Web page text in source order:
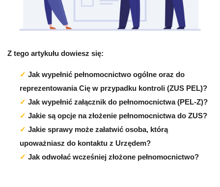
Z tego artykułu dowiesz się:
Jak wypełnić pełnomocnictwo ogólne oraz do
reprezentowania Cię w przypadku kontroli (ZUS PEL)?
Jak wypełnić załącznik do pełnomocnictwa (PEL-Z)?
Jakie są opcje na złożenie pełnomocnictwa do ZUS?
Jakie sprawy może załatwić osoba, którą
upoważniasz do kontaktu z Urzędem?
Jak odwołać wcześniej złożone pełnomocnictwo?